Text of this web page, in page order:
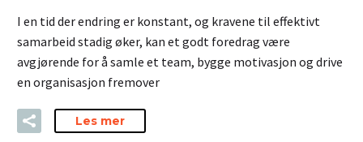
I en tid der endring er konstant, og kravene til effektivt
samarbeid stadig øker, kan et godt foredrag være
avgjørende for å samle et team, bygge motivasjon og drive
en organisasjon fremover
Les mer